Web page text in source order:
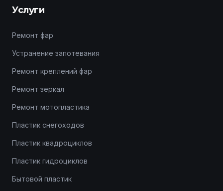
Услуги
Ремонт фар
Устранение запотевания
Ремонт креплений фар
Ремонт зеркал
Ремонт мотопластика
Пластик снегоходов
Пластик квадроциклов
Пластик гидроциклов
Бытовой пластик